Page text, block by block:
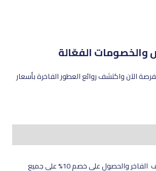
الفرصة الآن واكتشف روائع العطور الفاخرة بأسعار
هل أنت من عشاق العطور الفاخرة والروائح المميزة؟ يمكنك الآن التسوق في متجر عطور ريف الفاخر والحصول على خصم 10% على جميع